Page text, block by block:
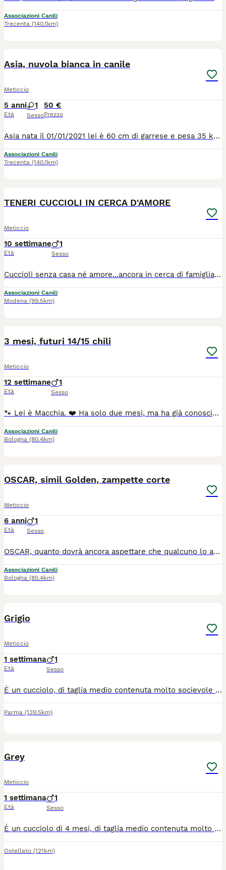
Associazioni Canili
Trecenta (140.1km)
Asia, nuvola bianca in canile
Meticcio
5 anni
Età
1
Sesso
50 €
Prezzo
Asia nata il 01/01/2021 lei è 60 cm di garrese e pesa 35 kg.....35 kg di amore puro ! Un nuvola bianca da coccolare ! Bella, buona e coccolosa ! Lei è stata sequestrata al suo padrone, che la maltrattava. Per farla sembrare cattiva, pericolosa ed aggresiva, le ha tagliato anche le orecchie ! Povero piccolo amore. Ma lei non ha mai smesso di amare gli esseri umani, perchè lei ha un cuore troppo grande. Sarebbe ora, che lei esce dal canile per entrare in una casa tutta sua con una famiglia tutta sua. è brava, buona e va d'accordo con tutti ! per tutte le info chiamate il 0039/3714497821
Associazioni Canili
Trecenta (140.1km)
TENERI CUCCIOLI IN CERCA D'AMORE
Meticcio
10 settimane
Età
1
Sesso
Cuccioli senza casa né amore...ancora in cerca di famiglia. Socievoli e buonissimi, chiedono solo un po d'amore. Vaccinati e sverminati. Quelli in foto e altri. Per adottarne uno chiamateci al 3?40?57?83?896 Dai 2 mesi, taglie medie sui 25 kg da adulti Arrivano con staffetta a Bologna, con ritiro a Casalecchio di Reno.
Associazioni Canili
Modena (99.5km)
3 mesi, futuri 14/15 chili
Meticcio
12 settimane
Età
1
Sesso
🐾 Lei è Macchia. ❤️ Ha solo due mesi, ma ha già conosciuto ciò che nessun cucciolo dovrebbe vivere. La sua storia è fatta di solitudine, fame e giornate trascorse da randagia, in balia di un destino che avrebbe potuto portarla via troppo presto. Oggi, però, la sua vita è cambiata. Grazie al grande cuore delle volontarie Macchia è finalmente al sicuro. Ma il suo lieto fine non è ancora arrivato. Ora aspetta una famiglia che la scelga per sempre. Una famiglia che la guardi negli occhi e si innamori di quella dolcissima macchiolina sul suo musetto, del suo sguardo pieno di speranza e della sua voglia di vivere. Perché diciamocelo… come si fa a non innamorarsi di lei? Macchia sarà affidata spulciata, sverminata, vaccinata e con microchip, previo iter di preaffido. Questa bimba sarà una taglia media contenuta, max 15 kg 📍 Siamo ad Eboli (SA) ☎️ Per informazioni: 338 593 0994. Lei dopo visita conoscitiva pre affido arriva con staffetta autorizzata ASL in tutto il Centro Nord, con vaccini e libretto sanitario
Associazioni Canili
Bologna (80.4km)
OSCAR, simil Golden, zampette corte
Meticcio
6 anni
Età
1
Sesso
OSCAR, quanto dovrà ancora aspettare che qualcuno lo accolga con se? E' bello, dolce e simpatico, simile ad un Golden Retriever, ma con le zampotte corte, che insieme ai suoi circa 28 chili di peso e al suo bel carattere, lo rendono davvero adorabile, ha 7 anni circa, tenero e dolce come pochi, molto affettuoso, e socievole con le persone, un cane buono che saprà donare tanto amore a chi le aprirà le porte di casa. Ama giocare e cerca sempre il contatto umano, e le coccole. Oscar sta in rifugio e soffre molto il box. Non va d'accordo con cani maschi e con gatti. Sì invece con le femmine. E' sano, negativo malattie mediterranee, sterilizzato e vaccinato. Chiedete di Oscar, tramite messaggio Whatsapp ad Alessandra 3926279483. Dopo controlli preaffido arriva da Palermo in tutto il Centro Nord. Non facciamolo restare in rifugio.
Associazioni Canili
Bologna (80.4km)
Grigio
Meticcio
1 settimana
Età
1
Sesso
È un cucciolo, di taglia medio contenuta molto socievole con gli altri cani ed affettuoso con le persone, ma avrà bisogno di educazione e socialità e tempo a disposizione da dedicare a lui. Si trova in provincia di Salerno, ma può raggiungere anche il centro qNord. Se interessati lasciate un messaggio di presentazione con età tipologia di abitazione tempo dedicare i cani specificando se il cane sta dentro oppure fuori.
Parma (139.5km)
Grey
Meticcio
1 settimana
Età
1
Sesso
È un cucciolo di 4 mesi, di taglia medio contenuta molto socievole con gli altri cani ed affettuoso con le persone, ma avrà bisogno di educazione e socialità e tempo a disposizione da dedicare a lui. Si trova in provincia di Salerno, ma può raggiungere anche il centro qNord. Se interessati lasciate un messaggio di presentazione con età tipologia di abitazione tempo dedicare i cani specificando se il cane sta dentro oppure fuori.
Ostellato (121km)